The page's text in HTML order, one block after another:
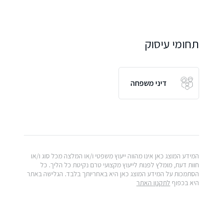
תחומי עיסוק
דיני משפחה
המידע המוצג כאן אינו מהווה ייעוץ משפטי ו/או המלצה מכל סוג ו/או
חוות דעת, מומלץ לפנות לייעוץ מקצועי טרם נקיטת כל הליך. כל
הסתמכות על המידע המוצג כאן היא באחריותך בלבד. הגלישה באתר
היא בכפוף לתקנון האתר